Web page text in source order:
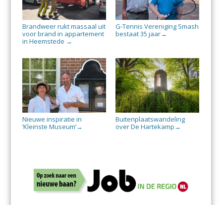
Brandweer rukt massaal uit
voor brand in appartement
in Heemstede →
G-Tennis Vereniging Smash
bestaat 35 jaar→
Nieuwe inspiratie in
‘Kleinste Museum’→
Buitenplaatswandeling
over De Hartekamp →